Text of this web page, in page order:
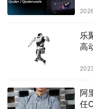
乐
高
阿
任